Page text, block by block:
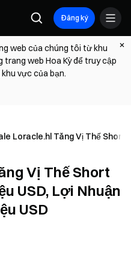
Đăng ký
web của chúng tôi từ khu
trang web Hoa Kỳ để truy cập
vực của bạn.
Loracle.hl Tăng Vị Thế Short
Vị Thế Short
USD, Lợi Nhuận
USD